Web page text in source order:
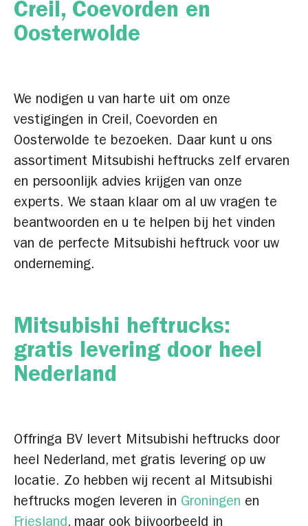
Creil, Coevorden en
Oosterwolde
We nodigen u van harte uit om onze
vestigingen in Creil, Coevorden en
Oosterwolde te bezoeken. Daar kunt u ons
assortiment Mitsubishi heftrucks zelf ervaren
en persoonlijk advies krijgen van onze
experts. We staan klaar om al uw vragen te
beantwoorden en u te helpen bij het vinden
van de perfecte Mitsubishi heftruck voor uw
onderneming.
Mitsubishi heftrucks:
gratis levering door heel
Nederland
Offringa BV levert Mitsubishi heftrucks door
heel Nederland, met gratis levering op uw
locatie. Zo hebben wij recent al Mitsubishi
heftrucks mogen leveren in Groningen en
Friesland, maar ook bijvoorbeeld in